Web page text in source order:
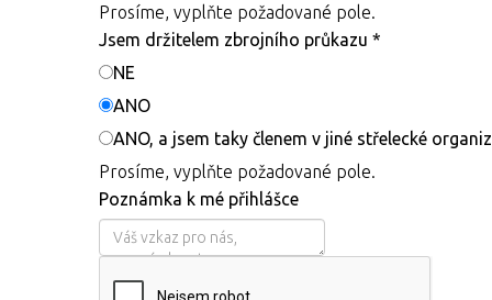
Prosíme, vyplňte požadované pole.
Jsem držitelem zbrojního průkazu *
NE
ANO
ANO, a jsem taky členem v jiné střelecké
Prosíme, vyplňte požadované pole.
Poznámka k mé přihlášce